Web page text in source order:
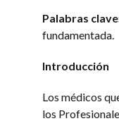
Palabras
fundamentada.
Introducción
​Los médicos
los